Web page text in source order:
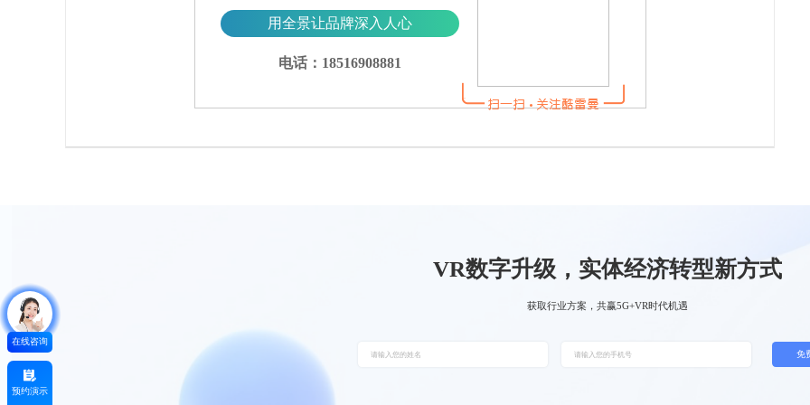
用全景让品牌深入人心
电话：18516908881
在线咨询
预约演示
VR数字升级，实体经济转型新方式
获取行业方案，共赢5G+VR时代机遇
免